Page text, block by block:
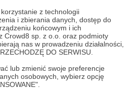
z technologii
i zbierania danych, dostęp do
końcowym i ich
Crowd8 sp. z o.o. oraz podmioty
nas w prowadzeniu działalności,
DO SERWISU.
lub zmienić swoje preferencje
osobowych, wybierz opcję
Patronem
Zaloguj się